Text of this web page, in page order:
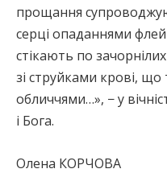
прощання
серці опаданнями
стікають по
зі струйками крові,
обличчями…», − у
і Бога.
Олена КОРЧОВА